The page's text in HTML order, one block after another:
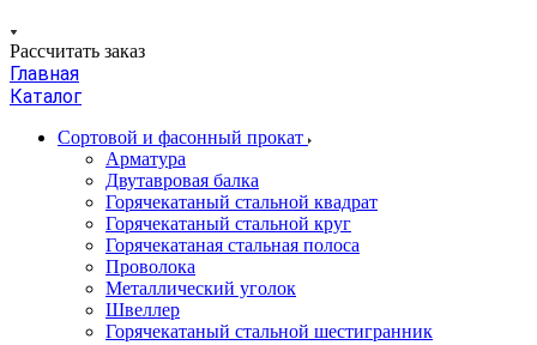
Рассчитать заказ
Главная
Каталог
Сортовой и фасонный прокат
Арматура
Двутавровая балка
Горячекатаный стальной квадрат
Горячекатаный стальной круг
Горячекатаная стальная полоса
Проволока
Металлический уголок
Швеллер
Горячекатаный стальной шестигранник